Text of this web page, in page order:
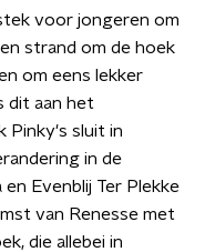
voor jongeren om
strand om de hoek
om eens lekker
dit aan het
Pinky's sluit in
in de
Evenblij Ter Plekke
van Renesse met
die allebei in